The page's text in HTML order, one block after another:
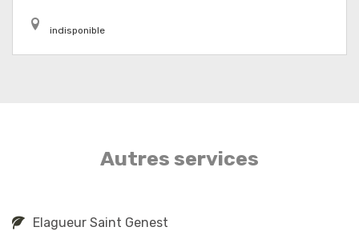
indisponible
Autres services
Elagueur Saint Genest